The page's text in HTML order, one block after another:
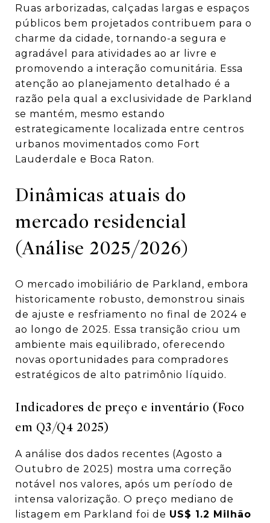
Ruas arborizadas, calçadas largas e espaços
públicos bem projetados contribuem para o
charme da cidade, tornando-a segura e
agradável para atividades ao ar livre e
promovendo a interação comunitária. Essa
atenção ao planejamento detalhado é a
razão pela qual a exclusividade de Parkland
se mantém, mesmo estando
estrategicamente localizada entre centros
urbanos movimentados como Fort
Lauderdale e Boca Raton.
Dinâmicas atuais do
mercado residencial
(Análise 2025/2026)
O mercado imobiliário de Parkland, embora
historicamente robusto, demonstrou sinais
de ajuste e resfriamento no final de 2024 e
ao longo de 2025. Essa transição criou um
ambiente mais equilibrado, oferecendo
novas oportunidades para compradores
estratégicos de alto patrimônio líquido.
Indicadores de preço e inventário (Foco
em Q3/Q4 2025)
A análise dos dados recentes (Agosto a
Outubro de 2025) mostra uma correção
notável nos valores, após um período de
intensa valorização. O preço mediano de
listagem em Parkland foi de US$ 1.2 Milhão